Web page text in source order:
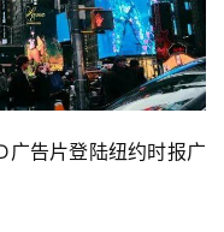
广告片登陆纽约时报广